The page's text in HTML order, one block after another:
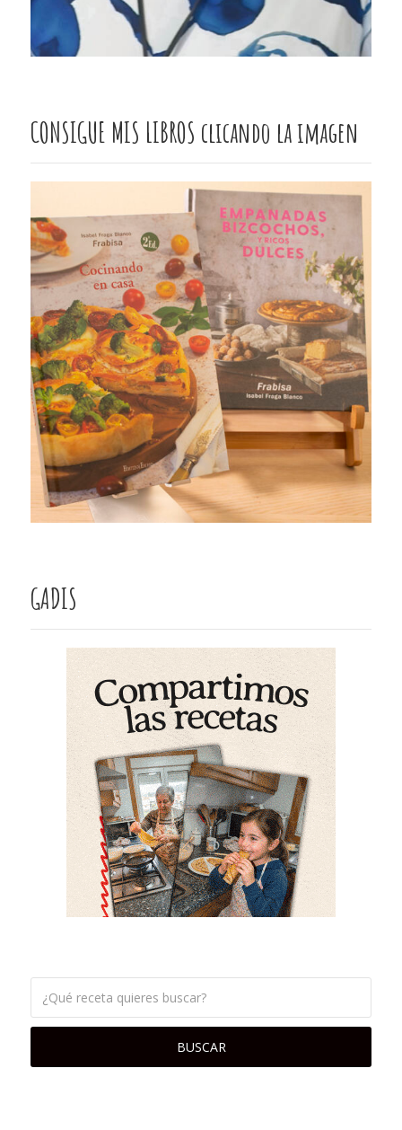
CONSIGUE MIS LIBROS clicando la imagen
GADIS